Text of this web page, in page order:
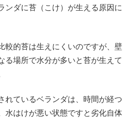
ンダに苔（こけ）が生える原因に
較的苔は生えにくいのですが、壁
る場所で水分が多いと苔が生えて
れているベランダは、時間が経つ
水はけが悪い状態ですと劣化自体